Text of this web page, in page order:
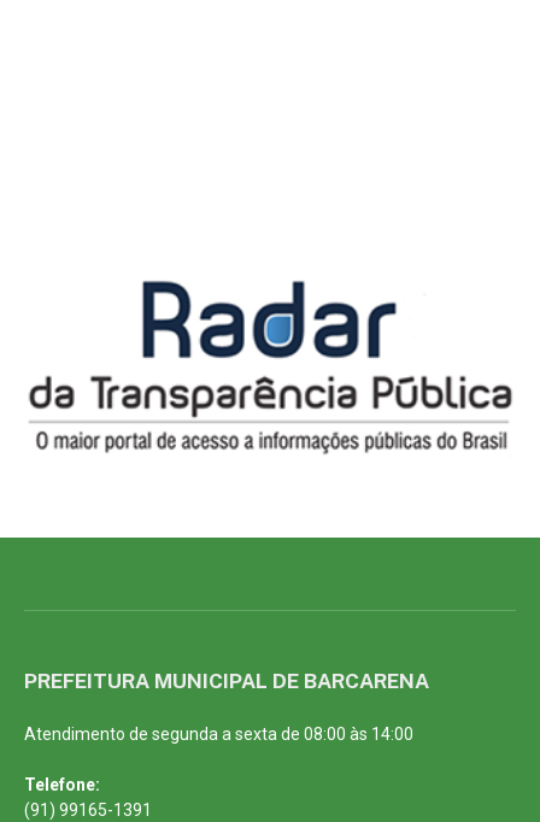
PREFEITURA MUNICIPAL DE BARCARENA
Atendimento de segunda a sexta de 08:00 às 14:00
Telefone:
(91) 99165-1391